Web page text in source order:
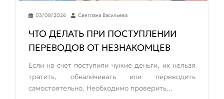
03/08/2026 Светлана Васильева
ЧТО ДЕЛАТЬ ПРИ ПОСТУПЛЕНИИ
ПЕРЕВОДОВ ОТ НЕЗНАКОМЦЕВ
Если на счет поступили чужие деньги, их нельзя
тратить, обналичивать или переводить
самостоятельно. Необходимо проверить...